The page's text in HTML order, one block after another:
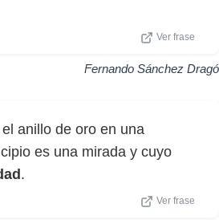
Ver frase
Fernando Sánchez Dragó
anillo de oro en una
es una mirada y cuyo
.
Ver frase